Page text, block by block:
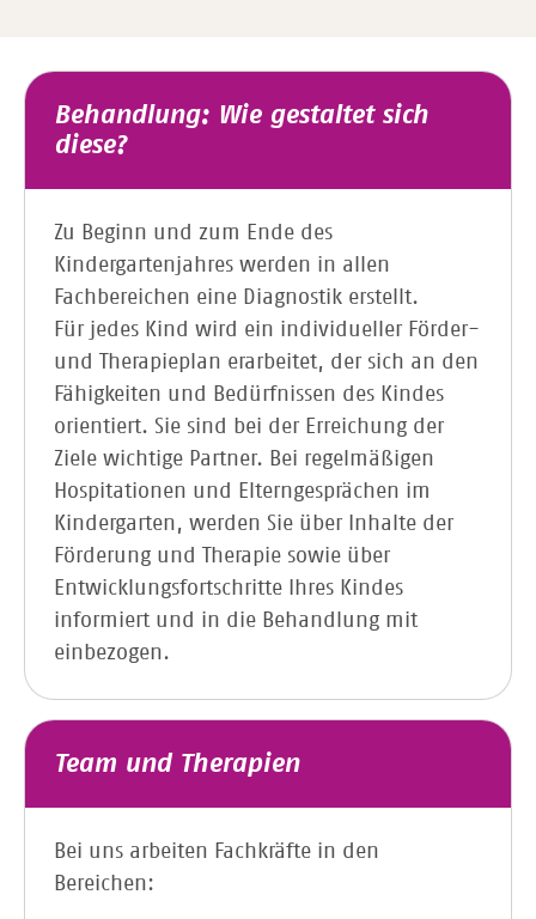
Behandlung: Wie gestaltet sich
diese?
Zu Beginn und zum Ende des
Kindergartenjahres werden in allen
Fachbereichen eine Diagnostik erstellt.
Für jedes Kind wird ein individueller Förder-
und Therapieplan erarbeitet, der sich an den
Fähigkeiten und Bedürfnissen des Kindes
orientiert. Sie sind bei der Erreichung der
Ziele wichtige Partner. Bei regelmäßigen
Hospitationen und Elterngesprächen im
Kindergarten, werden Sie über Inhalte der
Förderung und Therapie sowie über
Entwicklungsfortschritte Ihres Kindes
informiert und in die Behandlung mit
einbezogen.
Team und Therapien
Bei uns arbeiten Fachkräfte in den
Bereichen: